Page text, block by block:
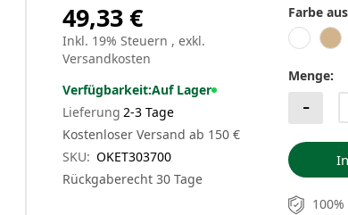
49,33 €
Inkl. 19% Steuern , exkl.
Versandkosten
Verfügbarkeit:Auf Lager
Lieferung 2-3 Tage
Kostenloser Versand ab 150 €
Rückgaberecht 30 Tage
SKU OKET303700
Farbe
Menge